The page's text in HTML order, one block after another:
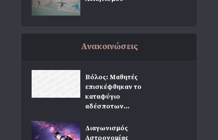
Ανακοινώσεις
Βόλος: Μαθητές
επισκέφθηκαν το
καταφύγιο
αδέσποτων...
Διαγωνισμός
Αστρονομίας